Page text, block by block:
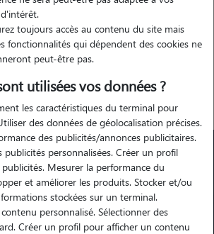
toujours accès au contenu du site mais
fonctionnalités qui dépendent des cookies ne
peut-être pas.
utilisées vos données ?
les caractéristiques du terminal pour
des données de géolocalisation précises.
des publicités/annonces publicitaires.
publicités personnalisées. Créer un profil
Mesurer la performance du
et améliorer les produits. Stocker et/ou
stockées sur un terminal.
personnalisé. Sélectionner des
Créer un profil pour afficher un contenu